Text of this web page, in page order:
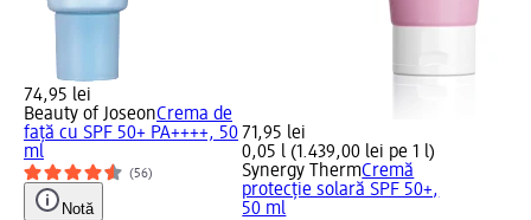
74,95 lei
Beauty of JoseonCrema de
față cu SPF 50+ PA++++, 50
ml
(56)
Notă
71,95 lei
0,05 l (1.439,00 lei pe 1 l)
Synergy ThermCremă
protecție solară SPF 50+,
50 ml